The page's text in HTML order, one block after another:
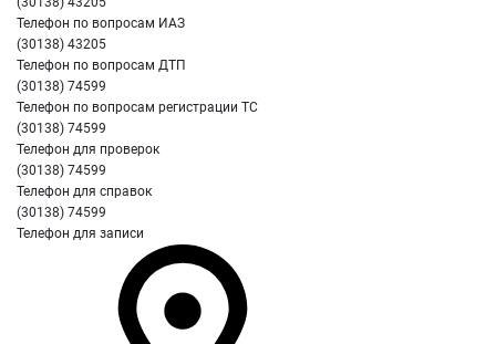
Телефон по вопросам ИАЗ
(30138) 43205
Телефон по вопросам ДТП
(30138) 74599
Телефон по вопросам регистрации ТС
(30138) 74599
Телефон для проверок
(30138) 74599
Телефон для справок
(30138) 74599
Телефон для записи